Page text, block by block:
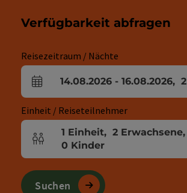
Verfügbarkeit abfragen
Reisezeitraum / Nächte
An- und Abreisefelder
14.08.2026 - 16.08.2026, 2
Einheit / Reiseteilnehmer
Einheitenanzahl und Personenfelder
1 Einheit, 2 Erwachsene,
0 Kinder
Suchen